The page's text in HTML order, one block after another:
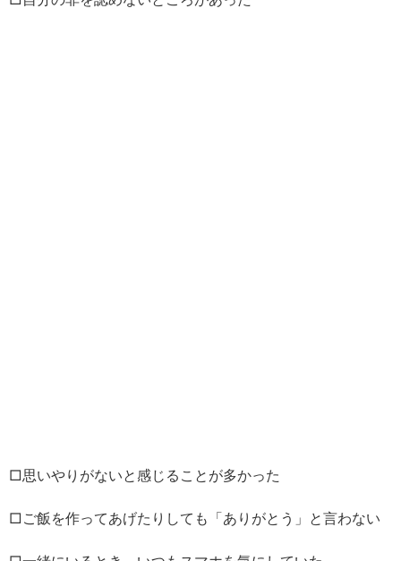
□思いやりがないと感じることが多かった
□ご飯を作ってあげたりしても「ありがとう」と言わない